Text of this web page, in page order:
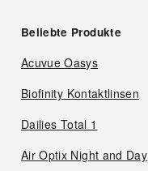
Beliebte Produkte
Acuvue Oasys
Biofinity Kontaktlinsen
Dailies Total 1
Air Optix Night and Day